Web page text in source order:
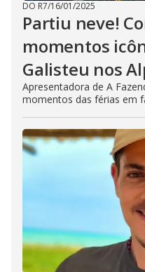
DO R7/16/01/2025
Partiu neve!
momentos
Galisteu nos
Apresentadora de A
momentos das férias em